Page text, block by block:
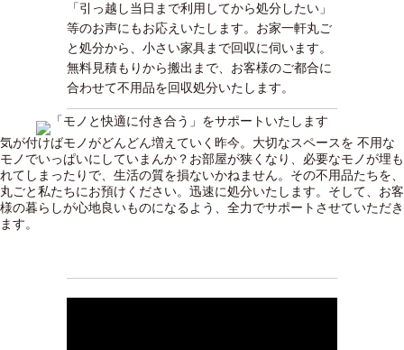
「引っ越し当日まで利用してから処分したい」
等のお声にもお応えいたします。お家一軒丸ご
と処分から、小さい家具まで回収に伺います。
無料見積もりから搬出まで、お客様のご都合に
合わせて不用品を回収処分いたします。
気が付けばモノがどんどん増えていく昨今。大切なスペースを 不用な
モノでいっぱいにしていまんか？お部屋が狭くなり、必要なモノが埋も
れてしまったりで、生活の質を損ないかねません。その不用品たちを、
丸ごと私たちにお預けください。迅速に処分いたします。そして、お客
様の暮らしが心地良いものになるよう、全力でサポートさせていただき
ます。